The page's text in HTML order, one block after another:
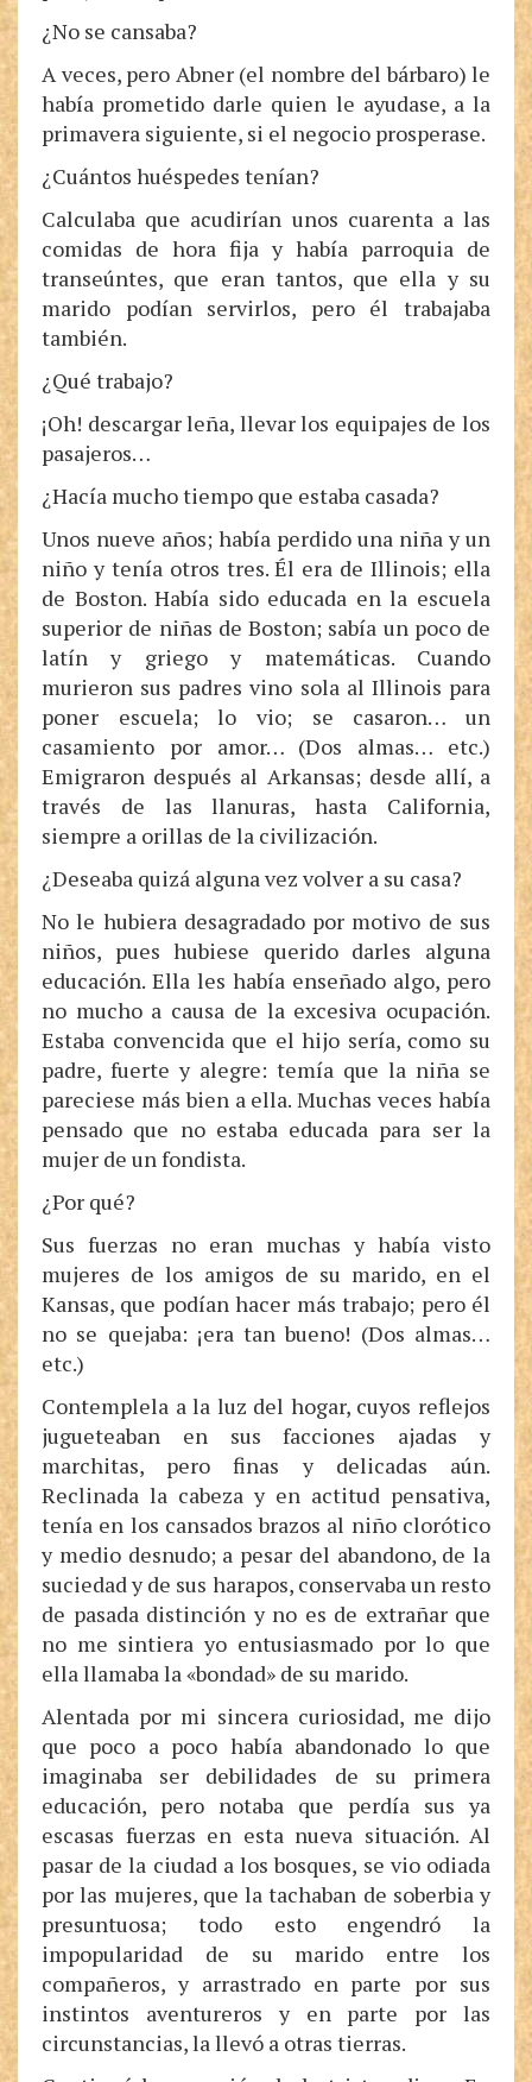
¿No se cansaba?
A veces, pero Abner (el nombre del bárbaro) le
había prometido darle quien le ayudase, a la
primavera siguiente, si el negocio prosperase.
¿Cuántos huéspedes tenían?
Calculaba que acudirían unos cuarenta a las
comidas de hora fija y había parroquia de
transeúntes, que eran tantos, que ella y su
marido podían servirlos, pero él trabajaba
también.
¿Qué trabajo?
¡Oh! descargar leña, llevar los equipajes de los
pasajeros…
¿Hacía mucho tiempo que estaba casada?
Unos nueve años; había perdido una niña y un
niño y tenía otros tres. Él era de Illinois; ella
de Boston. Había sido educada en la escuela
superior de niñas de Boston; sabía un poco de
latín y griego y matemáticas. Cuando
murieron sus padres vino sola al Illinois para
poner escuela; lo vio; se casaron… un
casamiento por amor… (Dos almas… etc.)
Emigraron después al Arkansas; desde allí, a
través de las llanuras, hasta California,
siempre a orillas de la civilización.
¿Deseaba quizá alguna vez volver a su casa?
No le hubiera desagradado por motivo de sus
niños, pues hubiese querido darles alguna
educación. Ella les había enseñado algo, pero
no mucho a causa de la excesiva ocupación.
Estaba convencida que el hijo sería, como su
padre, fuerte y alegre: temía que la niña se
pareciese más bien a ella. Muchas veces había
pensado que no estaba educada para ser la
mujer de un fondista.
¿Por qué?
Sus fuerzas no eran muchas y había visto
mujeres de los amigos de su marido, en el
Kansas, que podían hacer más trabajo; pero él
no se quejaba: ¡era tan bueno! (Dos almas…
etc.)
Contemplela a la luz del hogar, cuyos reflejos
jugueteaban en sus facciones ajadas y
marchitas, pero finas y delicadas aún.
Reclinada la cabeza y en actitud pensativa,
tenía en los cansados brazos al niño clorótico
y medio desnudo; a pesar del abandono, de la
suciedad y de sus harapos, conservaba un resto
de pasada distinción y no es de extrañar que
no me sintiera yo entusiasmado por lo que
ella llamaba la «bondad» de su marido.
Alentada por mi sincera curiosidad, me dijo
que poco a poco había abandonado lo que
imaginaba ser debilidades de su primera
educación, pero notaba que perdía sus ya
escasas fuerzas en esta nueva situación. Al
pasar de la ciudad a los bosques, se vio odiada
por las mujeres, que la tachaban de soberbia y
presuntuosa; todo esto engendró la
impopularidad de su marido entre los
compañeros, y arrastrado en parte por sus
instintos aventureros y en parte por las
circunstancias, la llevó a otras tierras.